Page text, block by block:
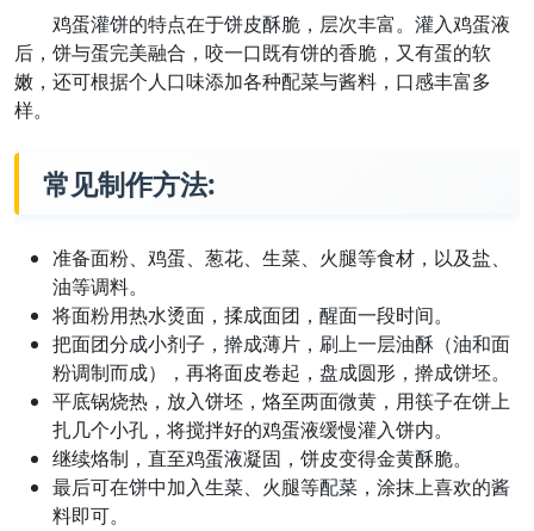
鸡蛋灌饼的特点在于饼皮酥脆，层次丰富。灌入鸡蛋液
后，饼与蛋完美融合，咬一口既有饼的香脆，又有蛋的软
嫩，还可根据个人口味添加各种配菜与酱料，口感丰富多
样。
常见制作方法:
准备面粉、鸡蛋、葱花、生菜、火腿等食材，以及盐、
油等调料。
将面粉用热水烫面，揉成面团，醒面一段时间。
把面团分成小剂子，擀成薄片，刷上一层油酥（油和面
粉调制而成），再将面皮卷起，盘成圆形，擀成饼坯。
平底锅烧热，放入饼坯，烙至两面微黄，用筷子在饼上
扎几个小孔，将搅拌好的鸡蛋液缓慢灌入饼内。
继续烙制，直至鸡蛋液凝固，饼皮变得金黄酥脆。
最后可在饼中加入生菜、火腿等配菜，涂抹上喜欢的酱
料即可。